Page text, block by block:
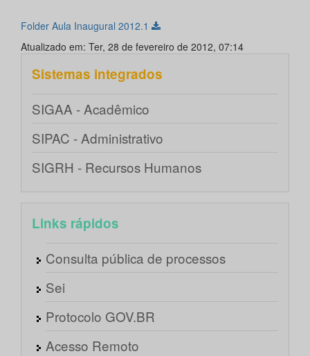
Folder Aula Inaugural 2012.1
Atualizado em: Ter, 28 de fevereiro de 2012, 07:14
Sistemas integrados
SIGAA - Acadêmico
SIPAC - Administrativo
SIGRH - Recursos Humanos
Links rápidos
Consulta pública de processos
Sei
Protocolo GOV.BR
Acesso Remoto